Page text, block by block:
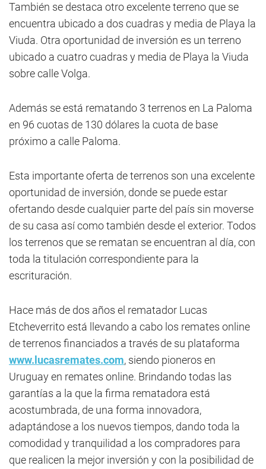
También se destaca otro excelente terreno que se
encuentra ubicado a dos cuadras y media de Playa la
Viuda. Otra oportunidad de inversión es un terreno
ubicado a cuatro cuadras y media de Playa la Viuda
sobre calle Volga.
Además se está rematando 3 terrenos en La Paloma
en 96 cuotas de 130 dólares la cuota de base
próximo a calle Paloma.
Esta importante oferta de terrenos son una excelente
oportunidad de inversión, donde se puede estar
ofertando desde cualquier parte del país sin moverse
de su casa así como también desde el exterior. Todos
los terrenos que se rematan se encuentran al día, con
toda la titulación correspondiente para la
escrituración.
Hace más de dos años el rematador Lucas
Etcheverrito está llevando a cabo los remates online
de terrenos financiados a través de su plataforma
www.lucasremates.com, siendo pioneros en
Uruguay en remates online. Brindando todas las
garantías a la que la firma rematadora está
acostumbrada, de una forma innovadora,
adaptándose a los nuevos tiempos, dando toda la
comodidad y tranquilidad a los compradores para
que realicen la mejor inversión y con la posibilidad de